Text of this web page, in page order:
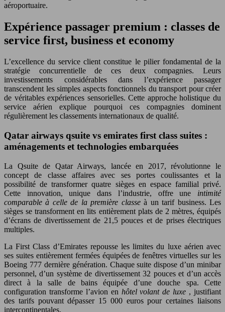
aéroportuaire.
Expérience passager premium : classes de
service first, business et economy
L’excellence du service client constitue le pilier fondamental de la
stratégie concurrentielle de ces deux compagnies. Leurs
investissements considérables dans l’expérience passager
transcendent les simples aspects fonctionnels du transport pour créer
de véritables expériences sensorielles. Cette approche holistique du
service aérien explique pourquoi ces compagnies dominent
régulièrement les classements internationaux de qualité.
Qatar airways qsuite vs emirates first class suites :
aménagements et technologies embarquées
La Qsuite de Qatar Airways, lancée en 2017, révolutionne le
concept de classe affaires avec ses portes coulissantes et la
possibilité de transformer quatre sièges en espace familial privé.
Cette innovation, unique dans l’industrie, offre une intimité
comparable à celle de la première classeà un tarif business. Les
sièges se transforment en lits entièrement plats de 2 mètres, équipés
d’écrans de divertissement de 21,5 pouces et de prises électriques
multiples.
La First Class d’Emirates repousse les limites du luxe aérien avec
ses suites entièrement fermées équipées de fenêtres virtuelles sur les
Boeing 777 dernière génération. Chaque suite dispose d’un minibar
personnel, d’un système de divertissement 32 pouces et d’un accès
direct à la salle de bains équipée d’une douche spa. Cette
configuration transforme l’avion en hôtel volant de luxe , justifiant
des tarifs pouvant dépasser 15 000 euros pour certaines liaisons
intercontinentales.